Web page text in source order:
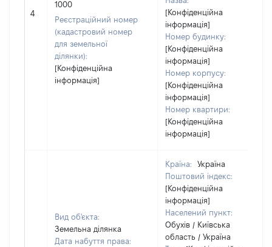
4
1000
Реєстраційний номер
(кадастровий номер
для земельної
ділянки):
[Конфіденційна
інформація]
[Конфіденційна
інформація]
Номер будинку:
[Конфіденційна
інформація]
Номер корпусу:
[Конфіденційна
інформація]
Номер квартири:
[Конфіденційна
інформація]
Вид об'єкта:
Земельна ділянка
Дата набуття права:
Країна:
Україна
Поштовий індекс:
[Конфіденційна
інформація]
Населений пункт:
Обухів / Київська
область / Україна